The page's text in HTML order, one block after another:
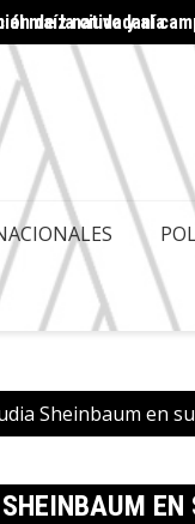
maíz nativo y al
Jesús Romero
Sheinbaum en